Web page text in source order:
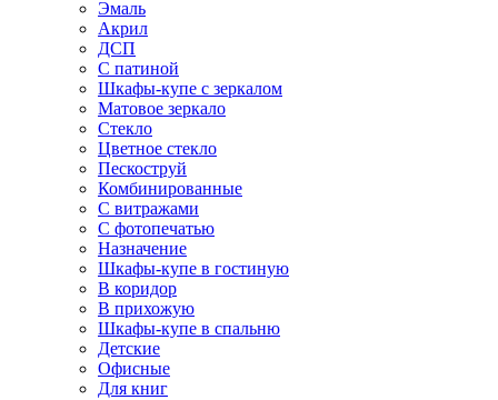
Эмаль
Акрил
ДСП
С патиной
Шкафы-купе с зеркалом
Матовое зеркало
Стекло
Цветное стекло
Пескоструй
Комбинированные
С витражами
С фотопечатью
Назначение
Шкафы-купе в гостиную
В коридор
В прихожую
Шкафы-купе в спальню
Детские
Офисные
Для книг